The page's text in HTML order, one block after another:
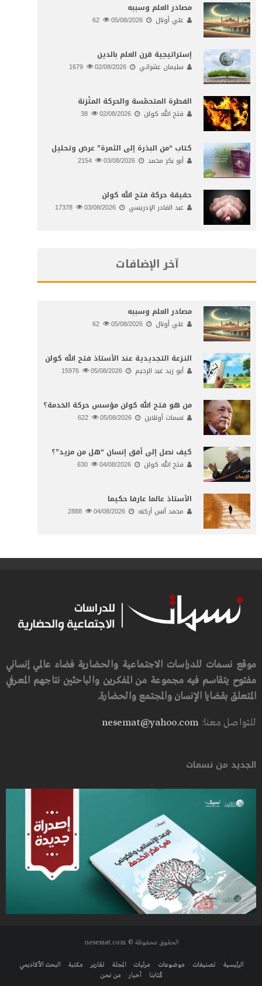
مصادر العلم وسببه
علي أونال 05/08/2026
إستراتيجية قرن العلم بالدين
سليمان عشراتي 02/08/2026
الفطرة المتحمّسة والحركة المتّزنة
فتح الله كولن 02/08/2026
كتاب “من البذرة إلى الثمرة” عرض وتحليل
أبو بكر محمد 03/08/2026
حقيقة حركة فتح الله كولن
عبد القادر الإدريسي 03/08/2026
آخر الإضافات
مصادر العلم وسببه
علي أونال 05/08/2026
النـزعة التجديدية عند الأستاذ فتح الله كولن
أبو زيد عبد الرحيم 05/08/2026
من هو فتح الله كولن مؤسس حركة الخدمة؟
نسمات أونلاين 05/08/2026
كيف نصل إلى أفق إنسان “هل من مزيد”؟
فتح الله كولن 04/08/2026
الأستاذ عالما عارفا حكيما
محمد أنس أركنه 04/08/2026
موقع نسمات للدراسات الاجتماعية والحضارية فضاء عالمي إنساني
مفتوح يتقاسم فيه مجموعة من المفكرين والباحثين نتاجهم المعرفي
المتعلق بقضايا الإنسان والمجتمع والحضارة.
للتواصل معنا:nesemat@yahoo.com
الجديد من نسمات
الحقوق محفوظة © nesemat.com
الرئيسية تصنيفات موضوعات مرئيات المجلة تقارير مكتبة
البحث الأكاديمي
كُتابنا
أخبار من نحن